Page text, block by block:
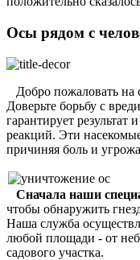
Осы рядом с
Добро пожаловать на
Доверьте борьбу с
гарантирует
реакций. Эти
причиняя боль и
Сначала наши
чтобы обнаружить
Наша служба
любой площади - от
садового участка.